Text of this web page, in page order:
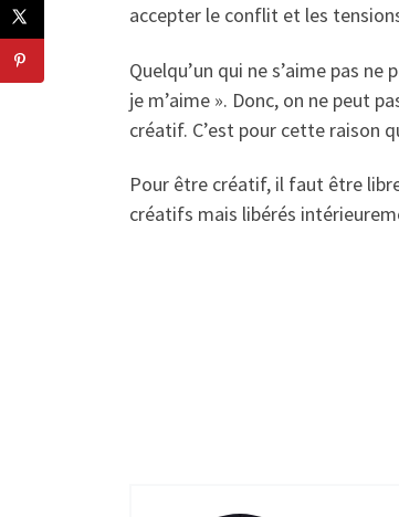
accepter le conflit et les
Quelqu’un qui ne s’aime pas
je m’aime ». Donc, on ne peut
créatif. C’est pour cette raison
Pour être créatif, il faut être
créatifs mais libérés